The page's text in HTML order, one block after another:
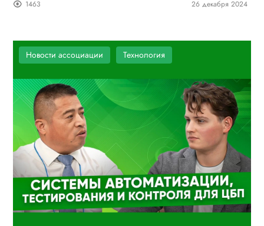
1463 26 декабря 2024
Новости ассоциации Технология